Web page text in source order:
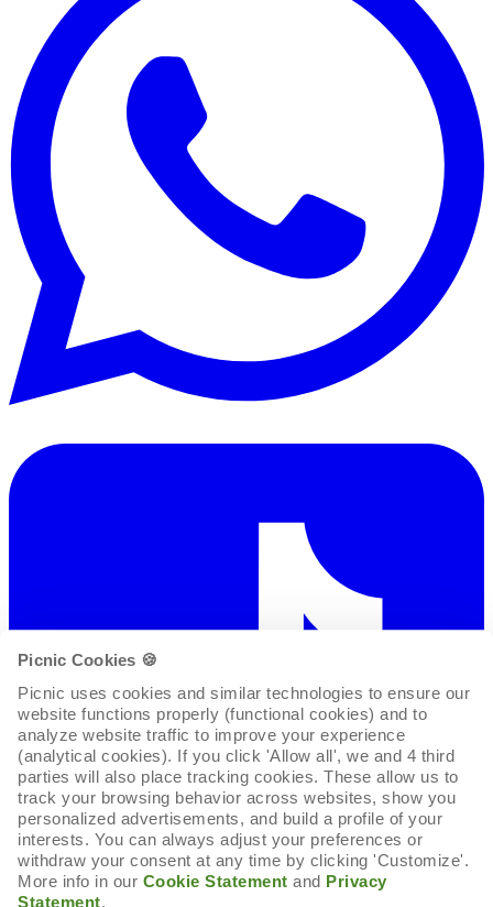
Picnic Cookies 🍪
Picnic uses cookies and similar technologies to ensure our
website functions properly (functional cookies) and to
analyze website traffic to improve your experience
(analytical cookies). If you click 'Allow all', we and 4 third
parties will also place tracking cookies. These allow us to
track your browsing behavior across websites, show you
personalized advertisements, and build a profile of your
interests. You can always adjust your preferences or
withdraw your consent at any time by clicking 'Customize'.
More info in our Cookie Statement and Privacy
Statement.